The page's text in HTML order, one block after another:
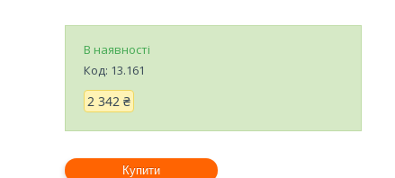
В наявності
Код: 13.161
2 342 ₴
Купити